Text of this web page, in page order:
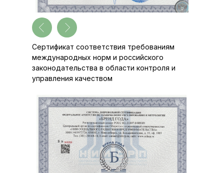
Сертификат соответствия требованиям
международных норм и российского
законодательства в области контроля и
управления качеством